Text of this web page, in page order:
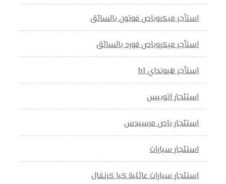
استأجر ميكروباص فوتون بالسائق
استأجر ميكروباص فورد بالسائق
استأجر هيونداي h1
استئجار اتوبيس
استئجار باص مرسيدس
استئجار سيارات
استئجار سيارات عائلية كيا كرنفال